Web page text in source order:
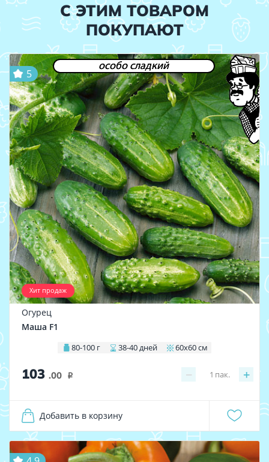
С ЭТИМ ТОВАРОМ
ПОКУПАЮТ
особо сладкий
Хит продаж
5
Огурец
Маша F1
80-100 г 38-40 дней 60х60 см
103 .00 i − +
1 пак.
Добавить в корзину